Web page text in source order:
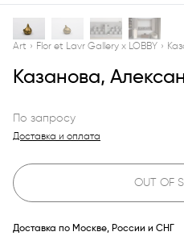
Art › Flor et Lavr Gallery x LOBBY ›
Казанова,
По запросу
Доставка и оплата
OUT OF
Доставка по Москве, России и СНГ